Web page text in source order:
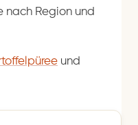
nach Region und
und